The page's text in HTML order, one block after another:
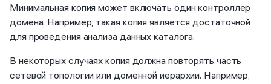
Минимальная копия может включать один контроллер
домена. Например, такая копия является достаточной
для проведения анализа данных каталога.
В некоторых случаях копия должна повторять часть
сетевой топологии или доменной иерархии. Например,